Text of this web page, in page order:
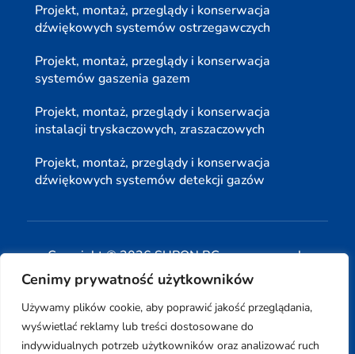
Cenimy prywatność użytkowników
Używamy plików cookie, aby poprawić jakość przeglądania,
wyświetlać reklamy lub treści dostosowane do
indywidualnych potrzeb użytkowników oraz analizować ruch
Projekt, montaż, przeglądy i konserwacja
dźwiękowych systemów ostrzegawczych
Projekt, montaż, przeglądy i konserwacja
systemów gaszenia gazem
Projekt, montaż, przeglądy i konserwacja
instalacji tryskaczowych, zraszaczowych
Projekt, montaż, przeglądy i konserwacja
dźwiękowych systemów detekcji gazów
Copyright © 2026 SUPON BC sp, z o. o. sp. k.
| Realizacja: www.woh.group